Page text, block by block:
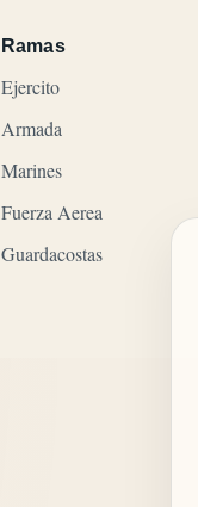
Ramas
Ejercito
Armada
Marines
Fuerza Aerea
Guardacostas